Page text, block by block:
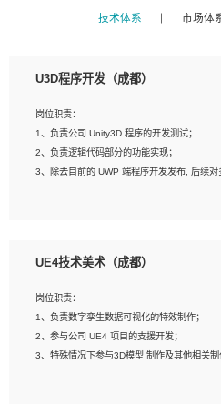
技术体系 市场体
U3D程序开发（成都）
岗位职责：
1、负责公司 Unity3D 程序的开发测试；
2、负责逻辑代码部分的功能实现；
3、除去目前的 UWP 端程序开发发布, 后续对
2、熟练掌握 Unity3D 程序开发，精通 C# 语言
4、有良好的沟通能力和团队合作意识；
5、开发过 HoloLens 程序者优先。
UE4技术美术（成都）
岗位职责：
1、负责数字孪生数据可视化的特效制作；
2、参与公司 UE4 项目的支援开发；
3、特殊情况下参与3D模型 制作及其他相关制